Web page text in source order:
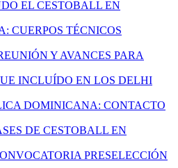
EL CESTOBALL EN
CUERPOS TÉCNICOS
Y AVANCES PARA
INCLUÍDO EN LOS DELHI
DOMINICANA: CONTACTO
DE CESTOBALL EN
PRESELECCIÓN